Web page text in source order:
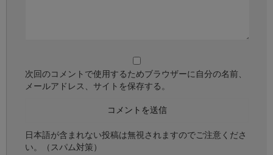
次回のコメントで使用するためブラウザーに自分の名前、
メールアドレス、サイトを保存する。
日本語が含まれない投稿は無視されますのでご注意くださ
い。（スパム対策）